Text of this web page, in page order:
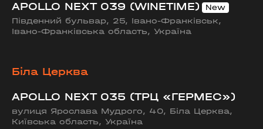
APOLLO NEXT 039 (WINETIME)
Південний бульвар, 25, Івано-Франківськ,
Івано-Франківська область, Україна
Біла Церква
APOLLO NEXT 035 (ТРЦ «ГЕРМЕС»)
вулиця Ярослава Мудрого, 40, Біла Церква,
Київська область, Україна